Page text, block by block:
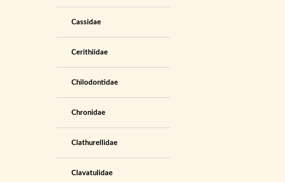
Cassidae
Cerithiidae
Chilodontidae
Chronidae
Clathurellidae
Clavatulidae